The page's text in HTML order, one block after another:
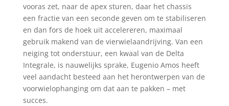
vooras zet, naar de apex sturen, daar het chassis
een fractie van een seconde geven om te stabiliseren
en dan fors de hoek uit accelereren, maximaal
gebruik makend van de vierwielaandrijving. Van een
neiging tot onderstuur, een kwaal van de Delta
Integrale, is nauwelijks sprake, Eugenio Amos heeft
veel aandacht besteed aan het herontwerpen van de
voorwielophanging om dat aan te pakken – met
succes.